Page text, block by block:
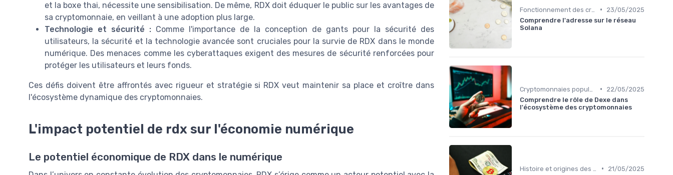
et la boxe thai, nécessite une sensibilisation. De même, RDX doit éduquer le public sur les avantages de
sa cryptomonnaie, en veillant à une adoption plus large.
Technologie et sécurité : Comme l'importance de la conception de gants pour la sécurité des
utilisateurs, la sécurité et la technologie avancée sont cruciales pour la survie de RDX dans le monde
numérique. Des menaces comme les cyberattaques exigent des mesures de sécurité renforcées pour
protéger les utilisateurs et leurs fonds.
Ces défis doivent être affrontés avec rigueur et stratégie si RDX veut maintenir sa place et croître dans
l'écosystème dynamique des cryptomonnaies.
L'impact potentiel de rdx sur l'économie numérique
Le potentiel économique de RDX dans le numérique
•
23/05/2025
Comprendre l'adresse sur le réseau
Solana
•
22/05/2025
Comprendre le rôle de Dexe dans
l'écosystème des cryptomonnaies
• 21/05/2025